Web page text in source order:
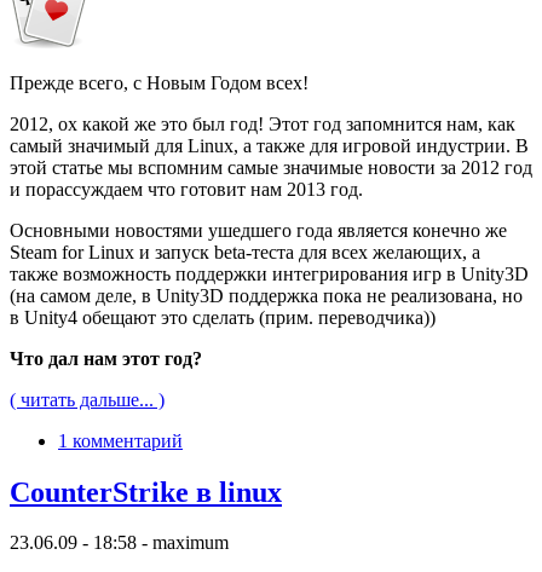
Прежде всего, с Новым Годом всех!
2012, ох какой же это был год! Этот год запомнится нам, как
самый значимый для Linux, а также для игровой индустрии. В
этой статье мы вспомним самые значимые новости за 2012 год
и порассуждаем что готовит нам 2013 год.
Основными новостями ушедшего года является конечно же
Steam for Linux и запуск beta-теста для всех желающих, а
также возможность поддержки интегрирования игр в Unity3D
(на самом деле, в Unity3D поддержка пока не реализована, но
в Unity4 обещают это сделать (прим. переводчика))
Что дал нам этот год?
( читать дальше... )
1 комментарий
CounterStrike в linux
23.06.09 - 18:58 - maximum